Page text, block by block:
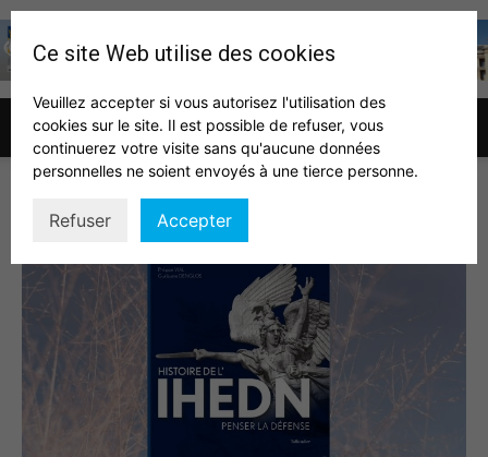
Association
auditeurs
IHEDN
Livre IHEDN
Ce site Web utilise des cookies
Veuillez accepter si vous autorisez l'utilisation des
cookies sur le site. Il est possible de refuser, vous
continuerez votre visite sans qu'aucune données
personnelles ne soient envoyés à une tierce personne.
Refuser Accepter